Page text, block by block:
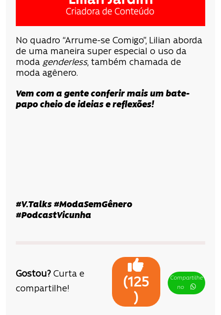
No quadro “Arrume-se Comigo”, Lilian aborda
de uma maneira super especial o uso da
moda genderless, também chamada de
moda agênero.
Vem com a gente conferir mais um bate-
papo cheio de ideias e reflexões!
#V.Talks #ModaSemGênero
#PodcastVicunha
Gostou? Curta e
compartilhe!
(125
)
Compartilhe
no